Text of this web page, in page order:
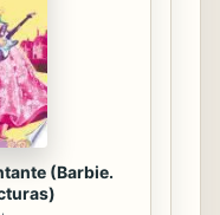
(Barbie.